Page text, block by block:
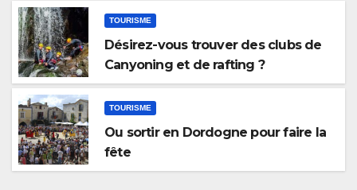
TOURISME
Désirez-vous trouver des clubs de
Canyoning et de rafting ?
TOURISME
Ou sortir en Dordogne pour faire la
fête